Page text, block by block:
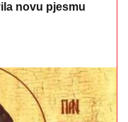
novu pjesmu